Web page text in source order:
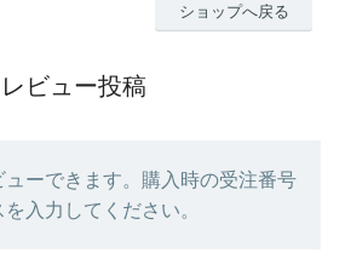
ショップへ戻る
レビュー投稿
ューできます。購入時の受注番号
入力してください。